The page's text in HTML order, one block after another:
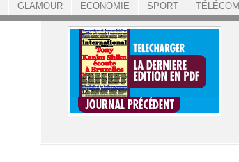
GLAMOUR ECONOMIE SPORT TÉLÉCOM